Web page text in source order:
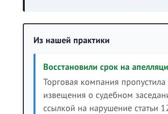
Из нашей практики
Восстановили срок на
Торговая компания
извещения о судебном
ссылкой на нарушение статьи